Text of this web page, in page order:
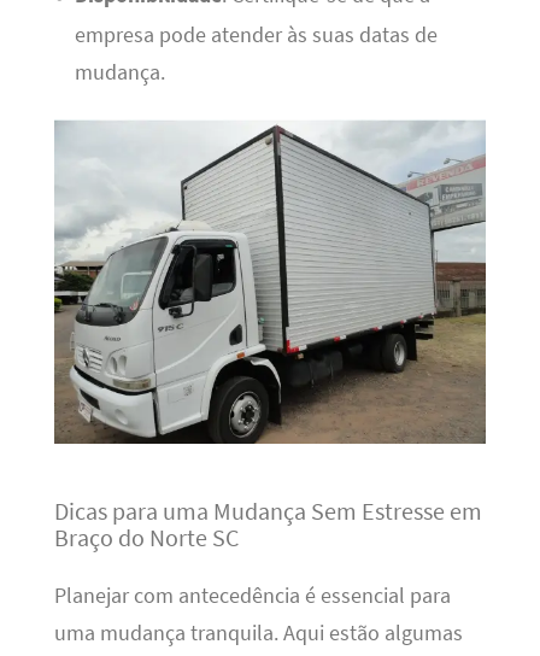
empresa pode atender às suas datas de
mudança.
Dicas para uma Mudança Sem Estresse em
Braço do Norte SC
Planejar com antecedência é essencial para
uma mudança tranquila. Aqui estão algumas